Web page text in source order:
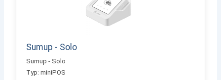
Sumup - Solo
Sumup - Solo
Typ: miniPOS